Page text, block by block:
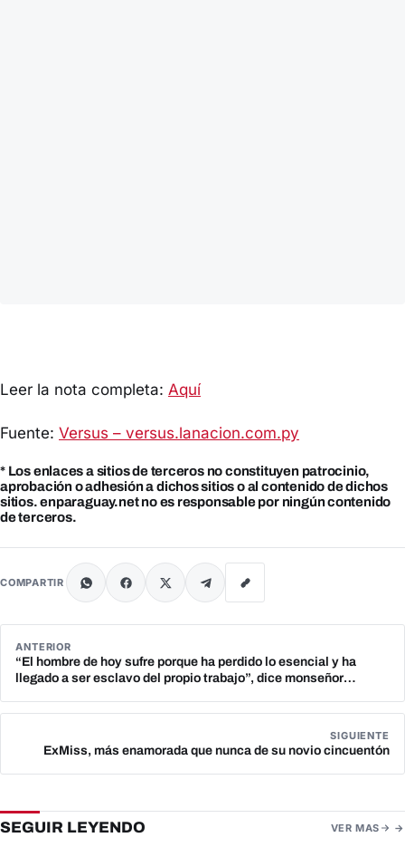
Leer la nota completa: Aquí
Fuente: Versus – versus.lanacion.com.py
* Los enlaces a sitios de terceros no constituyen patrocinio,
aprobación o adhesión a dichos sitios o al contenido de dichos
sitios. enparaguay.net no es responsable por ningún contenido
de terceros.
COMPARTIR
ANTERIOR
“El hombre de hoy sufre porque ha perdido lo esencial y ha
llegado a ser esclavo del propio trabajo”, dice monseñor
SIGUIENTE
ExMiss, más enamorada que nunca de su novio cincuentón
SEGUIR LEYENDO VER MAS